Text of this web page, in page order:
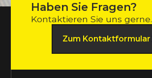
Haben Sie Fragen?
Kontaktieren Sie uns gerne.
Zum Kontaktformular